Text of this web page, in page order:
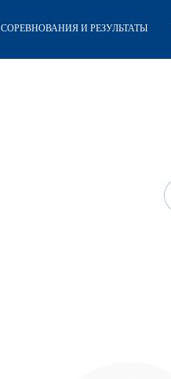
СОРЕВНОВАНИЯ И РЕЗУЛЬТАТЫ